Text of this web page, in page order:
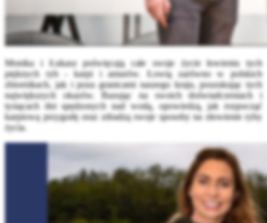
Monika i Łukasz poświęcają całe swoje życie łowieniu tych
pięknych ryb - karpi i amurów. Łowią zarówno w polskich
zbiornikach, jak i poza granicami naszego kraju, poszukując tych
największych okazów. Bazując na swoich doświadczeniach i
tysiącach dni spędzonych nad wodą, opowiedzą, jak rozpocząć
karpiową przygodę oraz zdradzą swoje sposoby na złowienie ryby
życia.